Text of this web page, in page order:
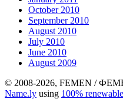
October 2010
September 2010
August 2010
July 2010
June 2010
August 2009
© 2008-2026, FEMEN /
Name.ly using 100%